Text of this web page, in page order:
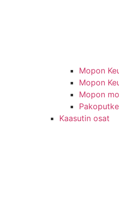
Mopon
Mopon
Mopon
Kaasutin osat